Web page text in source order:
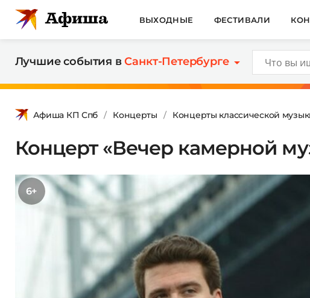
ВЫХОДНЫЕ ФЕСТИВАЛИ
Лучшие события вСанкт-Петербурге
Афиша КП Спб Концерты Концерты классической
Концерт «Вечер камерной
6+